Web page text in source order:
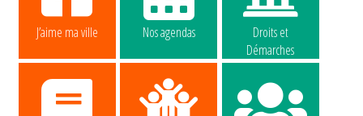
J’aime ma ville Nos agendas
Droits et
Démarches